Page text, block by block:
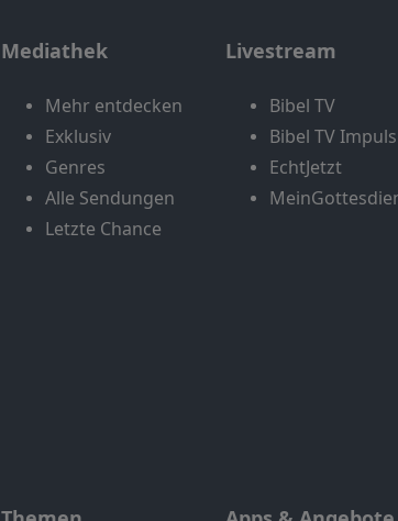
Mediathek
Mehr entdecken
Exklusiv
Genres
Alle Sendungen
Letzte Chance
Livestream
Bibel TV
Bibel TV Impuls
EchtJetzt